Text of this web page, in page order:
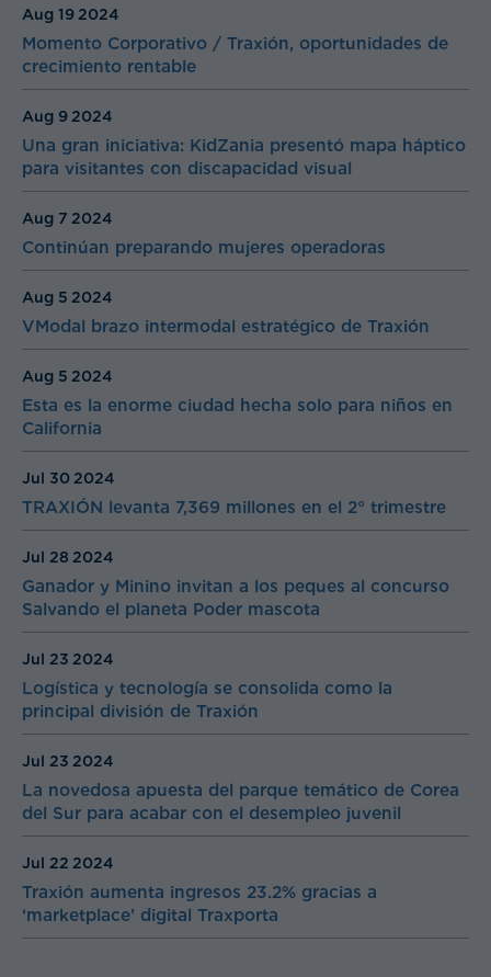
Momento Corporativo / Traxión, oportunidades de
crecimiento rentable
Aug 19 2024
Una gran iniciativa: KidZania presentó mapa háptico
para visitantes con discapacidad visual
Aug 9 2024
Continúan preparando mujeres operadoras
Aug 7 2024
VModal brazo intermodal estratégico de Traxión
Aug 5 2024
Esta es la enorme ciudad hecha solo para niños en
California
Aug 5 2024
TRAXIÓN levanta 7,369 millones en el 2° trimestre
Jul 30 2024
Ganador y Minino invitan a los peques al concurso
Salvando el planeta Poder mascota
Jul 28 2024
Logística y tecnología se consolida como la
principal división de Traxión
Jul 23 2024
La novedosa apuesta del parque temático de Corea
del Sur para acabar con el desempleo juvenil
Jul 23 2024
Traxión aumenta ingresos 23.2% gracias a
‘marketplace’ digital Traxporta
Jul 22 2024